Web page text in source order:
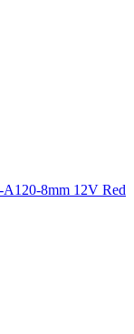
A120-8mm 12V Red